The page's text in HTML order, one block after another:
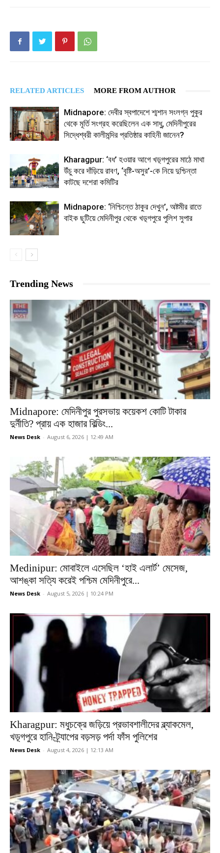
RELATED ARTICLES MORE FROM AUTHOR
Midnapore: দেবীর স্বপাদেশে শ্মশান সংলগ্ন পুকুর
থেকে মূর্তি সংগ্রহ করেছিলেন এক সাধু, মেদিনীপুরের
সিদ্ধেশ্বরী কালীমন্দির প্রতিষ্ঠার কাহিনী জানেন?
Kharagpur: ‘বধ’ হওয়ার আগে খড়্গপুরের মাঠে মাথা
উঁচু করে দাঁড়িয়ে রাবণ, ‘বৃষ্টি-অসুর’-কে নিয়ে দুশ্চিন্তা
কাটছে দশেরা কমিটির
Midnapore: ‘নিশ্চিন্তে ঠাকুর দেখুন’, অষ্টমীর রাতে
বাইক ছুটিয়ে মেদিনীপুর থেকে খড়্গপুরে পুলিশ সুপার
Trending News
Midnapore: মেদিনীপুর পুরসভায় কয়েকশ কোটি টাকার
দুর্নীতি? প্রায় এক হাজার বিল্ডিং...
News Desk - August 6, 2026 | 12:49 AM
Medinipur: মোবাইলে এসেছিল ‘হাই এলার্ট’ মেসেজ,
আশঙ্কা সত্যি করেই পশ্চিম মেদিনীপুরে...
News Desk - August 5, 2026 | 10:24 PM
Kharagpur: মধুচক্রে জড়িয়ে প্রভাবশালীদের ব্ল্যাকমেল,
খড়্গপুরে হানি-ট্র্যাপের বড়সড় পর্দা ফাঁস পুলিশের
News Desk - August 4, 2026 | 12:13 AM